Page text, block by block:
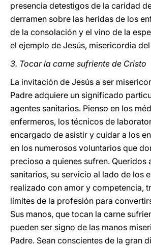
presencia detestigos de la caridad
derramen sobre las heridas de los
de la consolación y el vino de la
el ejemplo de Jesús, misericordia
3. Tocar la carne sufriente de Cristo
La invitación de Jesús a ser
Padre adquiere un significado
agentes sanitarios. Pienso en los
enfermeros, los técnicos de
encargado de asistir y cuidar a los
en los numerosos voluntarios que
precioso a quienes sufren. Queridos
sanitarios, su servicio al lado de los
realizado con amor y competencia,
límites de la profesión para
Sus manos, que tocan la carne
pueden ser signo de las manos
Padre. Sean conscientes de la gran